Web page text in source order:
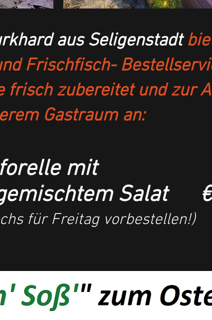
aus Seligenstadt
Frischfisch-
frisch zubereitet und zur
Gastraum an:
mit
Salat
für Freitag vorbestellen!)